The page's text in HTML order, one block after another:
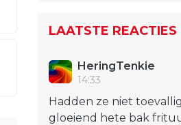
LAATSTE REACTIES
HeringTenkie
14:33
Hadden ze niet
gloeiend hete bak